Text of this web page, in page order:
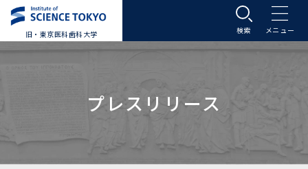
旧・東京医科歯科大学
大学案内トップ
学長メッセージ
入学案内トップ
学生生活
プレスリリース